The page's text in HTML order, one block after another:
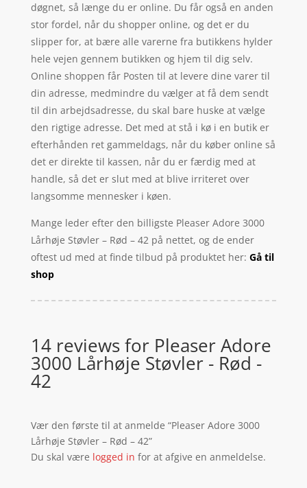
døgnet, så længe du er online. Du får også en anden
stor fordel, når du shopper online, og det er du
slipper for, at bære alle varerne fra butikkens hylder
hele vejen gennem butikken og hjem til dig selv.
Online shoppen får Posten til at levere dine varer til
din adresse, medmindre du vælger at få dem sendt
til din arbejdsadresse, du skal bare huske at vælge
den rigtige adresse. Det med at stå i kø i en butik er
efterhånden ret gammeldags, når du køber online så
det er direkte til kassen, når du er færdig med at
handle, så det er slut med at blive irriteret over
langsomme mennesker i køen.
Mange leder efter den billigste Pleaser Adore 3000
Lårhøje Støvler – Rød – 42 på nettet, og de ender
oftest ud med at finde tilbud på produktet her: Gå til
shop
14 reviews for Pleaser Adore
3000 Lårhøje Støvler - Rød -
42
Vær den første til at anmelde “Pleaser Adore 3000
Lårhøje Støvler – Rød – 42”
Du skal være logged in for at afgive en anmeldelse.